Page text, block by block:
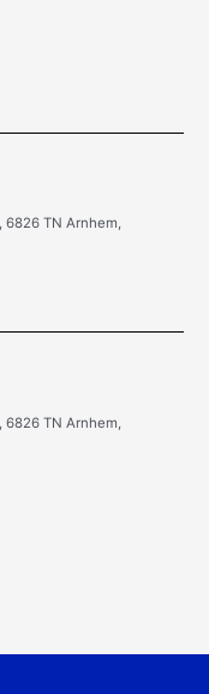
6826 TN Arnhem,
6826 TN Arnhem,